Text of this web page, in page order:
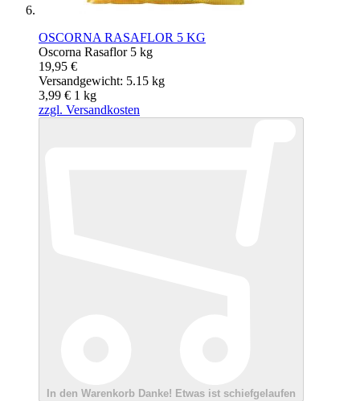
OSCORNA RASAFLOR 5 KG
Oscorna Rasaflor 5 kg
19,95 €
Versandgewicht: 5.15 kg
3,99 € 1 kg
zzgl. Versandkosten
In den Warenkorb Danke! Etwas ist schiefgelaufen